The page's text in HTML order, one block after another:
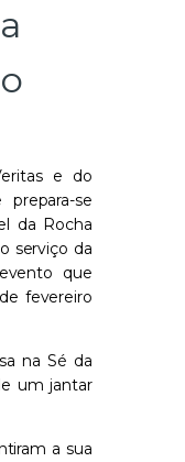
e do
se
da Rocha
serviço da
que
fevereiro
na Sé da
um jantar
a sua